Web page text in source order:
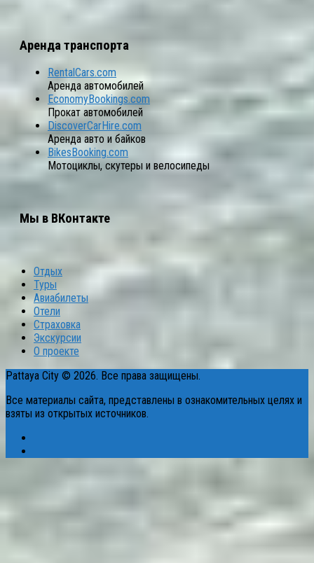
Аренда транспорта
RentalCars.com
Аренда автомобилей
EconomyBookings.com
Прокат автомобилей
DiscoverCarHire.com
Аренда авто и байков
BikesBooking.com
Мотоциклы, скутеры и велосипеды
Мы в ВКонтакте
Отдых
Туры
Авиабилеты
Отели
Страховка
Экскурсии
О проекте
Pattaya City © 2026. Все права защищены.
Все материалы сайта, представлены в ознакомительных целях и
взяты из открытых источников.